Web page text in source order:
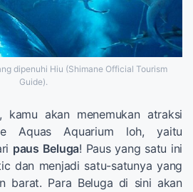
dipenuhi Hiu (Shimane Official Tourism
Guide).
kamu akan menemukan atraksi
Aquas Aquarium loh, yaitu
paus Beluga! Paus yang satu ini
dan menjadi satu-satunya yang
barat. Para Beluga di sini akan